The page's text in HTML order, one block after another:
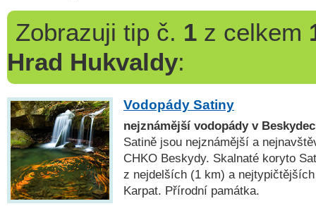
Zobrazuji tip č. 1z celkem
Hrad Hukvaldy:
Vodopády Satiny
nejznámější vodopády v
Satině jsou nejznámější a
CHKO Beskydy. Skalnaté koryto
z nejdelších (1 km) a
Karpat. Přírodní památka.